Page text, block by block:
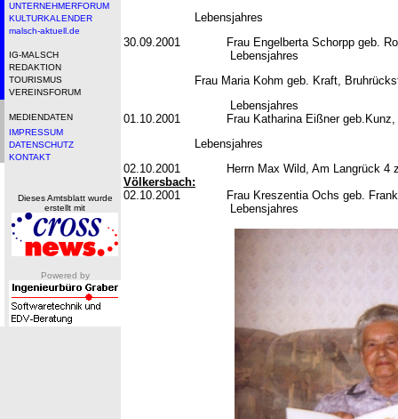
UNTERNEHMERFORUM
KULTURKALENDER
malsch-aktuell.de
IG-MALSCH
REDAKTION
TOURISMUS
VEREINSFORUM
MEDIENDATEN
IMPRESSUM
DATENSCHUTZ
KONTAKT
Dieses Amtsblatt wurde
erstellt mit
Powered by
Lebensjahres
30.09.2001 Frau Engelberta Schorpp geb.
Lebensjahres
Frau Maria Kohm geb. Kraft,
Lebensjahres
01.10.2001 Frau Katharina Eißner geb.Kunz,
Lebensjahres
02.10.2001 Herrn Max Wild, Am Langrück 4 zur
Völkersbach:
02.10.2001 Frau Kreszentia Ochs geb.
Lebensjahres